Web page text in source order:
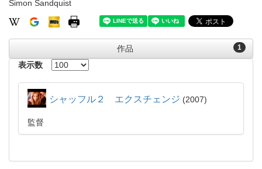
Simon Sandquist
1
作品
表示数
シャッフル２ エクスチェンジ 2007
監督